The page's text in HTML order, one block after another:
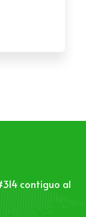
contiguo al